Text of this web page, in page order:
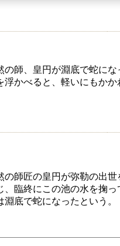
師、皇円が淵底で蛇にな
かべると、軽いにもかか
師匠の皇円が弥勒の出世
臨終にこの池の水を掬っ
底で蛇になったという。